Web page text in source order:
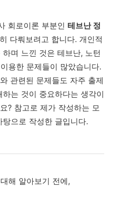
회로이론 부분인 테브난 정
다뤄보려고 합니다. 개인적
며 느낀 것은 테브난, 노턴
용한 문제들이 많았습니다.
관련된 문제들도 자주 출제
는 것이 중요하다는 생각이
? 참고로 제가 작성하는 모
으로 작성한 글입니다.
해 알아보기 전에,